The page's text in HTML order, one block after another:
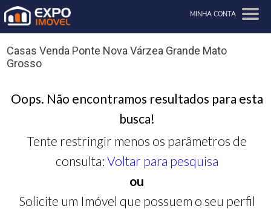
MINHA CONTA
Casas Venda Ponte Nova Várzea Grande Mato
Grosso
Oops. Não encontramos resultados para esta
busca!
Tente restringir menos os parâmetros de
consulta: Voltar para pesquisa
ou
Solicite um Imóvel que possuem o seu perfil